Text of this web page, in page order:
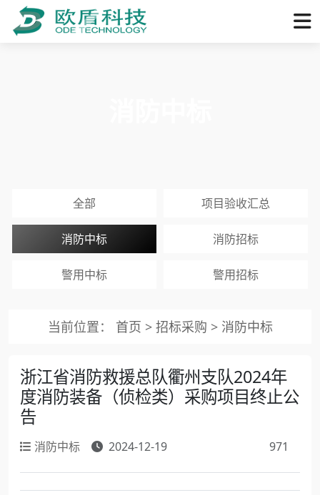
全部 项目验收汇总
消防中标 消防招标
警用中标 警用招标
当前位置： 首页 > 招标采购 > 消防中标
浙江省消防救援总队衢州支队2024年
度消防装备（侦检类）采购项目终止公
告
消防中标 2024-12-19 971